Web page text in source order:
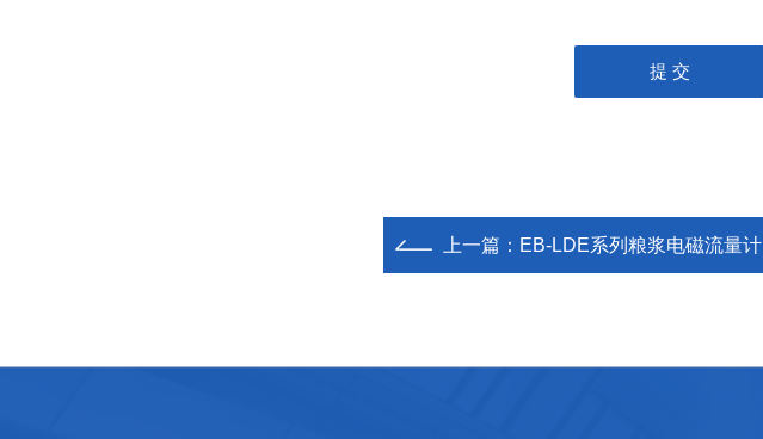
上一篇： EB-LDE系列粮浆电磁流量计